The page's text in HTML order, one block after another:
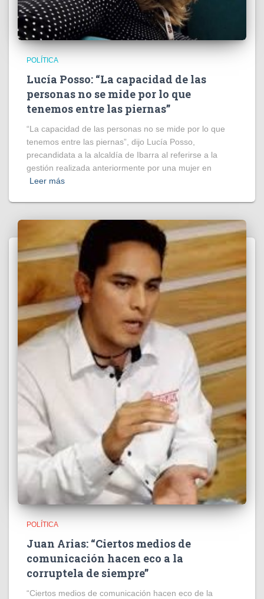
POLÍTICA
Lucía Posso: “La capacidad de las
personas no se mide por lo que
tenemos entre las piernas”
“La capacidad de las personas no se mide por lo que
tenemos entre las piernas”, dijo Lucía Posso,
precandidata a la alcaldía de Ibarra al referirse a la
gestión realizada anteriormente por una mujer en
Leer más
POLÍTICA
Juan Arias: “Ciertos medios de
comunicación hacen eco a la
corruptela de siempre”
“Ciertos medios de comunicación hacen eco de la